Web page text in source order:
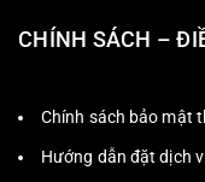
CHÍNH SÁCH –
Chính sách bảo mật
Hướng dẫn đặt dịch